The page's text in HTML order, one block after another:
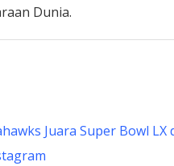
Dunia.
Juara Super Bowl